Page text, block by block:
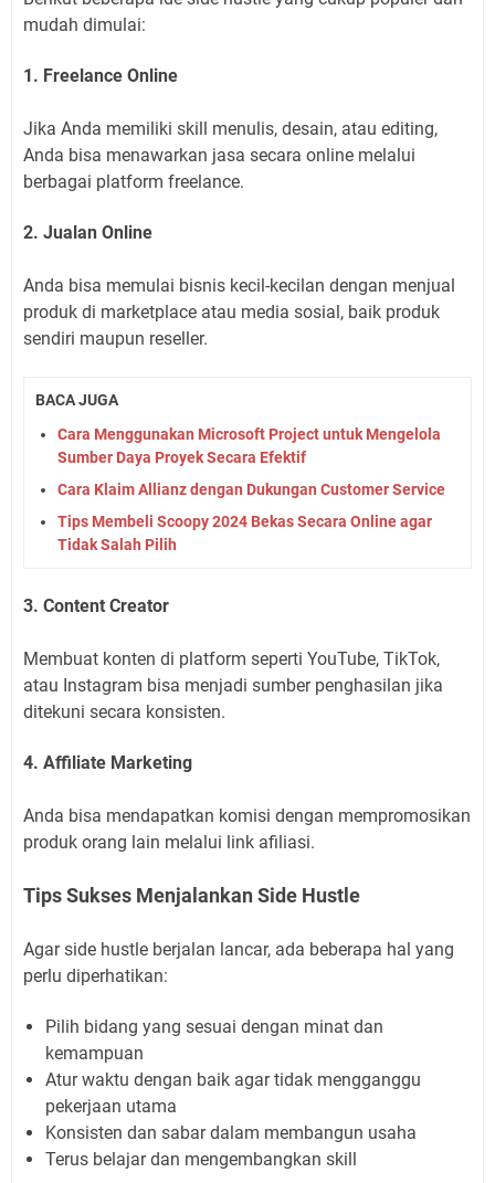
mudah dimulai:
1. Freelance Online
Jika Anda memiliki skill menulis, desain, atau editing,
Anda bisa menawarkan jasa secara online melalui
berbagai platform freelance.
2. Jualan Online
Anda bisa memulai bisnis kecil-kecilan dengan menjual
produk di marketplace atau media sosial, baik produk
sendiri maupun reseller.
BACA JUGA
Cara Menggunakan Microsoft Project untuk Mengelola
Sumber Daya Proyek Secara Efektif
Cara Klaim Allianz dengan Dukungan Customer Service
Tips Membeli Scoopy 2024 Bekas Secara Online agar
Tidak Salah Pilih
3. Content Creator
Membuat konten di platform seperti YouTube, TikTok,
atau Instagram bisa menjadi sumber penghasilan jika
ditekuni secara konsisten.
4. Affiliate Marketing
Anda bisa mendapatkan komisi dengan mempromosikan
produk orang lain melalui link afiliasi.
Tips Sukses Menjalankan Side Hustle
Agar side hustle berjalan lancar, ada beberapa hal yang
perlu diperhatikan:
Pilih bidang yang sesuai dengan minat dan
kemampuan
Atur waktu dengan baik agar tidak mengganggu
pekerjaan utama
Konsisten dan sabar dalam membangun usaha
Terus belajar dan mengembangkan skill